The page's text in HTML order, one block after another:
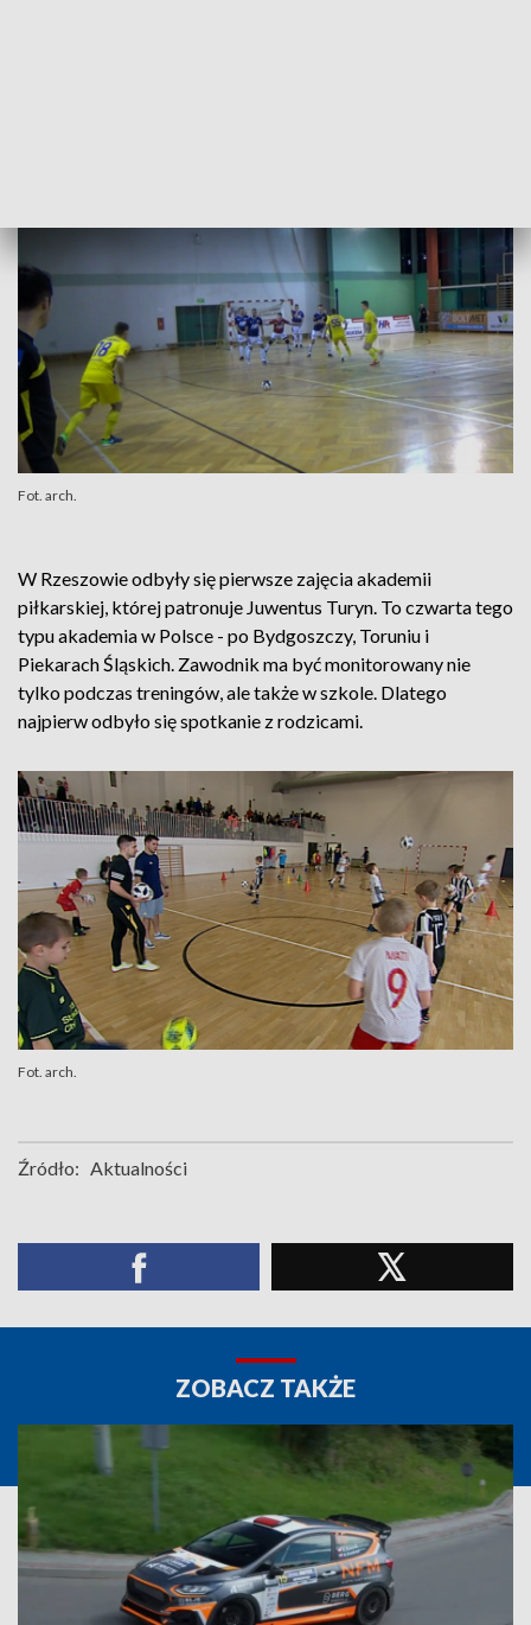
Fot. arch.
W Rzeszowie odbyły się pierwsze zajęcia akademii
piłkarskiej, której patronuje Juwentus Turyn. To czwarta tego
typu akademia w Polsce - po Bydgoszczy, Toruniu i
Piekarach Śląskich. Zawodnik ma być monitorowany nie
tylko podczas treningów, ale także w szkole. Dlatego
najpierw odbyło się spotkanie z rodzicami.
Fot. arch.
Źródło: Aktualności
ZOBACZ TAKŻE